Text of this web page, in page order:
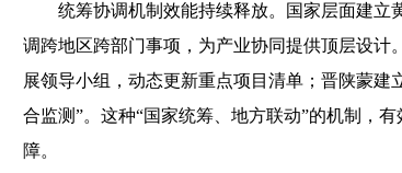
统筹协调机制效能持续释放。国家层面建立
调跨地区跨部门事项，为产业协同提供顶层设
展领导小组，动态更新重点项目清单；晋陕蒙
合监测”。这种“国家统筹、地方联动”的机制，
障。